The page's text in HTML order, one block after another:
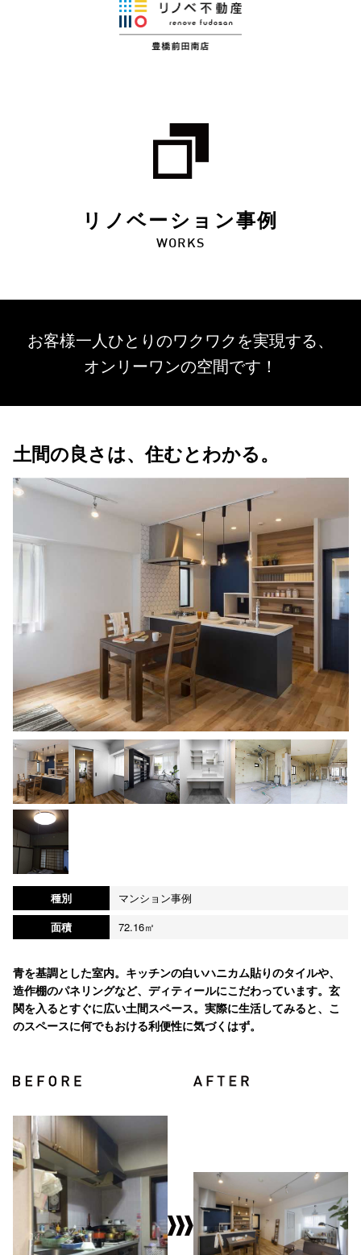
リノベーション事例
WORKS
お客様一人ひとりのワクワクを実現する、
オンリーワンの空間です！
土間の良さは、住むとわかる。
種別
マンション事例
面積
72.16㎡
青を基調とした室内。キッチンの白いハニカム貼りのタイルや、
造作棚のパネリングなど、ディティールにこだわっています。玄
関を入るとすぐに広い土間スペース。実際に生活してみると、こ
のスペースに何でもおける利便性に気づくはず。